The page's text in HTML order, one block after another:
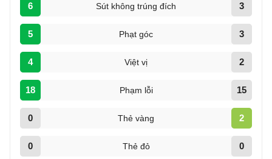
6 Sút không trúng đích 3
5 Phạt góc 3
4 Việt vị 2
18 Phạm lỗi 15
0 Thẻ vàng 2
0 Thẻ đỏ 0